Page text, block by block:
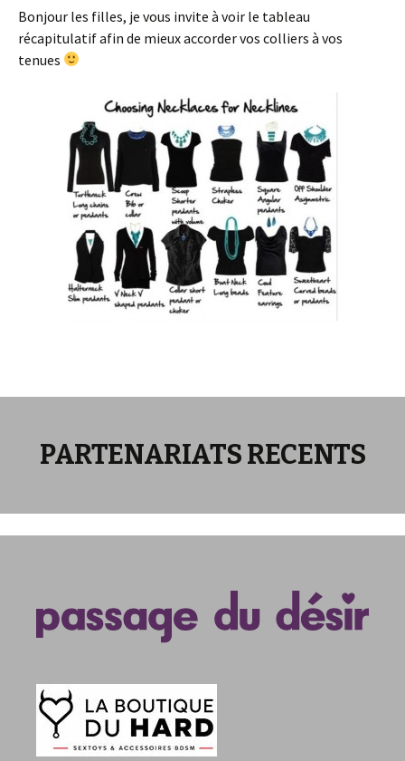
Bonjour les filles, je vous invite à voir le tableau
récapitulatif afin de mieux accorder vos colliers à vos
tenues
PARTENARIATS RECENTS